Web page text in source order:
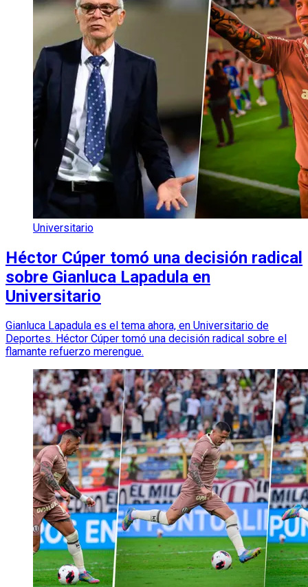
Universitario
Héctor Cúper tomó una decisión radical
sobre Gianluca Lapadula en
Universitario
Gianluca Lapadula es el tema ahora, en Universitario de
Deportes. Héctor Cúper tomó una decisión radical sobre el
flamante refuerzo merengue.